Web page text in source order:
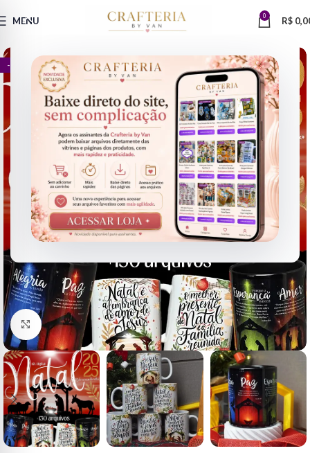
MENU 0 R$
- 75%
Clique para ampliar